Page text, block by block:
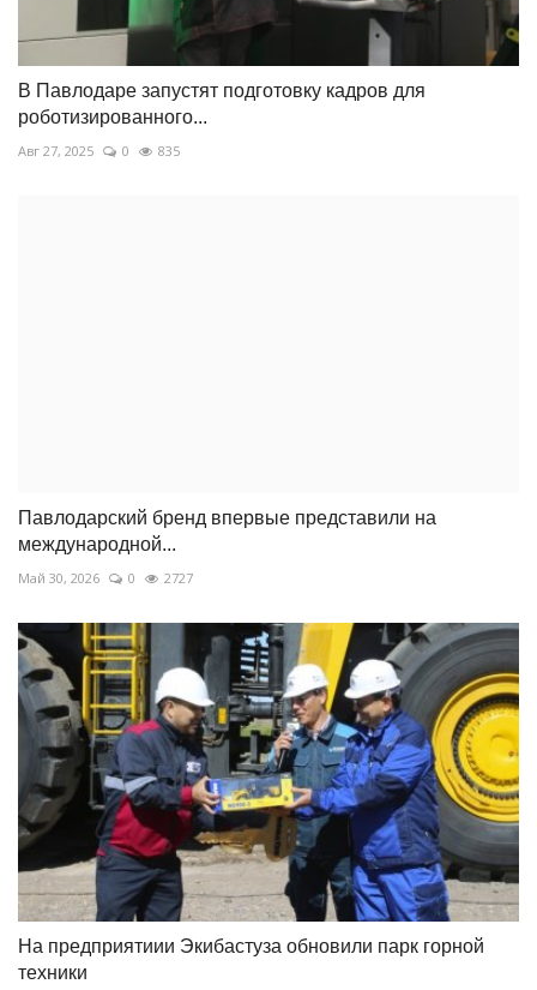
В Павлодаре запустят подготовку кадров для
роботизированного...
Авг 27, 2025 0 835
Павлодарский бренд впервые представили на
международной...
Май 30, 2026 0 2727
На предприятиии Экибастуза обновили парк горной
техники